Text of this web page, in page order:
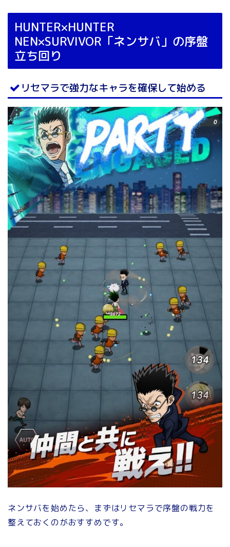
HUNTER×HUNTER
NEN×SURVIVOR「ネンサバ」の序盤
立ち回り
リセマラで強力なキャラを確保して始める
ネンサバを始めたら、まずはリセマラで序盤の戦力を
整えておくのがおすすめです。